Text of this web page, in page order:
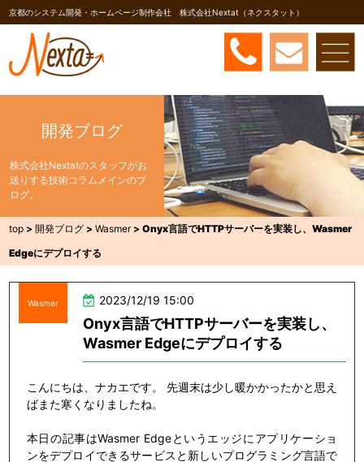
京都のシステム開発・ホームページ制作会社 株式会社Nextat（ネクスタット）
開発ブログ
株式会社Nextatのスタッフがお
送りする技術コラムメインのブ
ログ。
top >開発ブログ >Wasmer>Onyx言語でHTTPサーバーを実装し、Wasmer
Edgeにデプロイする
Wasmer 2023/12/19 15:00
Onyx言語でHTTPサーバーを実装し、
Wasmer Edgeにデプロイする
こんにちは、ナカエです。 先週末は少し暖かかったかと思え
ばまた寒くなりましたね。
本日の記事はWasmer Edgeというエッジにアプリケーショ
ンをデプロイできるサービスと新しいプログラミング言語で